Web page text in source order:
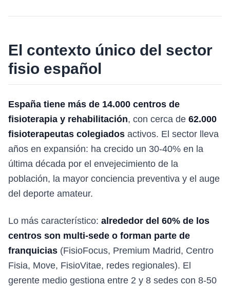
El contexto único del sector
fisio español
España tiene más de 14.000 centros de
fisioterapia y rehabilitación, con cerca de 62.000
fisioterapeutas colegiados activos. El sector lleva
años en expansión: ha crecido un 30-40% en la
última década por el envejecimiento de la
población, la mayor conciencia preventiva y el auge
del deporte amateur.
Lo más característico: alrededor del 60% de los
centros son multi-sede o forman parte de
franquicias (FisioFocus, Premium Madrid, Centro
Fisia, Move, FisioVitae, redes regionales). El
gerente medio gestiona entre 2 y 8 sedes con 8-50